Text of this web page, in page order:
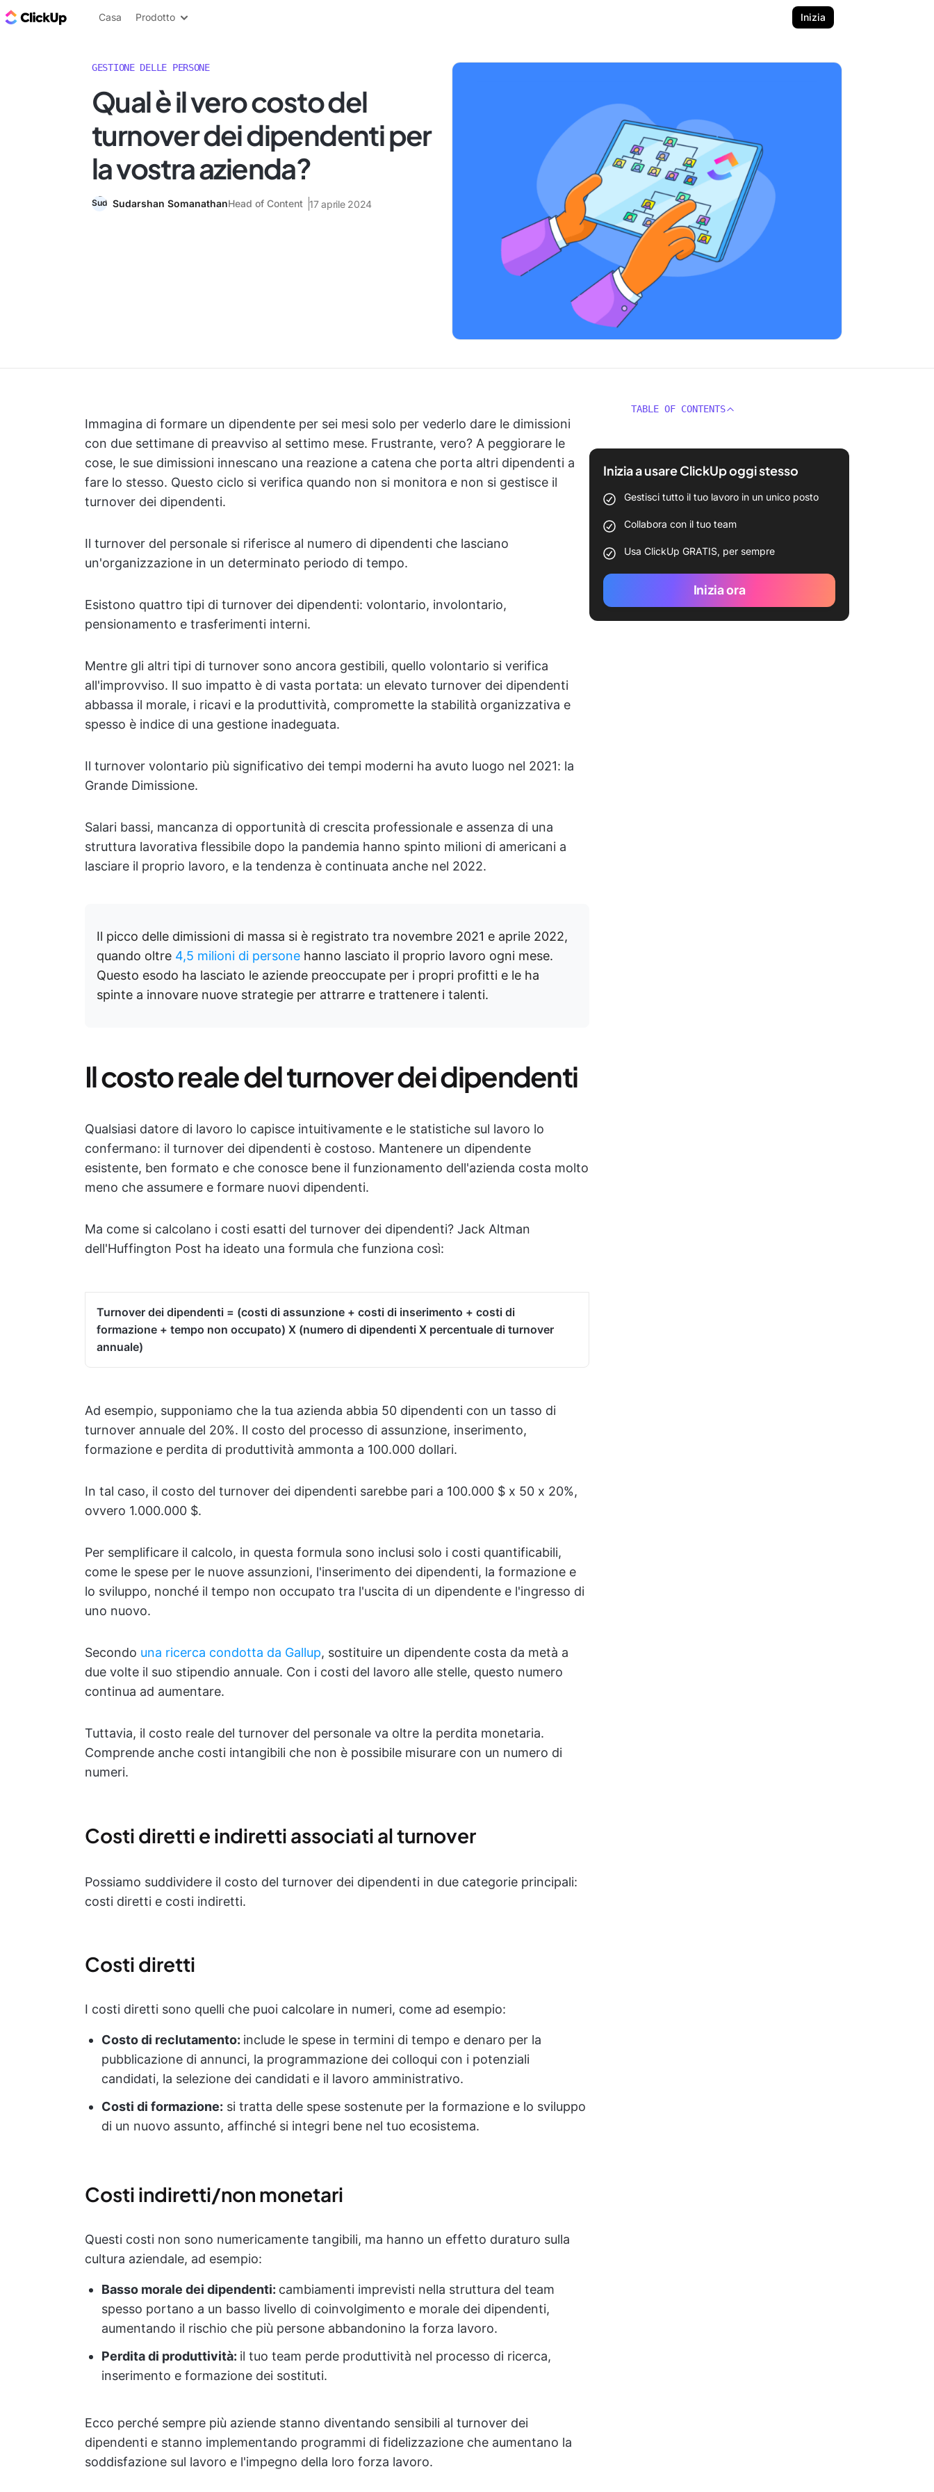
Blog di ClickUp
Casa Prodotto Inizia
GESTIONE DELLE PERSONE
Qual è il vero costo del
turnover dei dipendenti per
la vostra azienda?
Sudarshan SomanathanHead of Content 17 aprile 2024
Immagina di formare un dipendente per sei mesi solo per vederlo dare le dimissioni
con due settimane di preavviso al settimo mese. Frustrante, vero? A peggiorare le
cose, le sue dimissioni innescano una reazione a catena che porta altri dipendenti a
fare lo stesso. Questo ciclo si verifica quando non si monitora e non si gestisce il
turnover dei dipendenti.
Il turnover del personale si riferisce al numero di dipendenti che lasciano
un'organizzazione in un determinato periodo di tempo.
Esistono quattro tipi di turnover dei dipendenti: volontario, involontario,
pensionamento e trasferimenti interni.
Mentre gli altri tipi di turnover sono ancora gestibili, quello volontario si verifica
all'improvviso. Il suo impatto è di vasta portata: un elevato turnover dei dipendenti
abbassa il morale, i ricavi e la produttività, compromette la stabilità organizzativa e
spesso è indice di una gestione inadeguata.
Il turnover volontario più significativo dei tempi moderni ha avuto luogo nel 2021: la
Grande Dimissione.
Salari bassi, mancanza di opportunità di crescita professionale e assenza di una
struttura lavorativa flessibile dopo la pandemia hanno spinto milioni di americani a
lasciare il proprio lavoro, e la tendenza è continuata anche nel 2022.
Il picco delle dimissioni di massa si è registrato tra novembre 2021 e aprile 2022,
quando oltre 4,5 milioni di persone hanno lasciato il proprio lavoro ogni mese.
Questo esodo ha lasciato le aziende preoccupate per i propri profitti e le ha
spinte a innovare nuove strategie per attrarre e trattenere i talenti.
Il costo reale del turnover dei dipendenti
Qualsiasi datore di lavoro lo capisce intuitivamente e le statistiche sul lavoro lo
confermano: il turnover dei dipendenti è costoso. Mantenere un dipendente
esistente, ben formato e che conosce bene il funzionamento dell'azienda costa molto
meno che assumere e formare nuovi dipendenti.
Ma come si calcolano i costi esatti del turnover dei dipendenti? Jack Altman
dell'Huffington Post ha ideato una formula che funziona così:
Turnover dei dipendenti = (costi di assunzione + costi di inserimento + costi di
formazione + tempo non occupato) X (numero di dipendenti X percentuale di turnover
annuale)
Ad esempio, supponiamo che la tua azienda abbia 50 dipendenti con un tasso di
turnover annuale del 20%. Il costo del processo di assunzione, inserimento,
formazione e perdita di produttività ammonta a 100.000 dollari.
In tal caso, il costo del turnover dei dipendenti sarebbe pari a 100.000 $ x 50 x 20%,
ovvero 1.000.000 $.
Per semplificare il calcolo, in questa formula sono inclusi solo i costi quantificabili,
come le spese per le nuove assunzioni, l'inserimento dei dipendenti, la formazione e
lo sviluppo, nonché il tempo non occupato tra l'uscita di un dipendente e l'ingresso di
uno nuovo.
Secondo una ricerca condotta da Gallup, sostituire un dipendente costa da metà a
due volte il suo stipendio annuale. Con i costi del lavoro alle stelle, questo numero
continua ad aumentare.
Tuttavia, il costo reale del turnover del personale va oltre la perdita monetaria.
Comprende anche costi intangibili che non è possibile misurare con un numero di
numeri.
Costi diretti e indiretti associati al turnover
Possiamo suddividere il costo del turnover dei dipendenti in due categorie principali:
costi diretti e costi indiretti.
Costi diretti
I costi diretti sono quelli che puoi calcolare in numeri, come ad esempio:
Costo di reclutamento: include le spese in termini di tempo e denaro per la
pubblicazione di annunci, la programmazione dei colloqui con i potenziali
candidati, la selezione dei candidati e il lavoro amministrativo.
Costi di formazione: si tratta delle spese sostenute per la formazione e lo sviluppo
di un nuovo assunto, affinché si integri bene nel tuo ecosistema.
Costi indiretti/non monetari
Questi costi non sono numericamente tangibili, ma hanno un effetto duraturo sulla
cultura aziendale, ad esempio:
Basso morale dei dipendenti: cambiamenti imprevisti nella struttura del team
spesso portano a un basso livello di coinvolgimento e morale dei dipendenti,
aumentando il rischio che più persone abbandonino la forza lavoro.
Perdita di produttività: il tuo team perde produttività nel processo di ricerca,
inserimento e formazione dei sostituti.
Ecco perché sempre più aziende stanno diventando sensibili al turnover dei
dipendenti e stanno implementando programmi di fidelizzazione che aumentano la
soddisfazione sul lavoro e l'impegno della loro forza lavoro.
TABLE OF CONTENTS
Inizia a usare ClickUp oggi stesso
Gestisci tutto il tuo lavoro in un unico posto
Collabora con il tuo team
Usa ClickUp GRATIS, per sempre
Inizia ora